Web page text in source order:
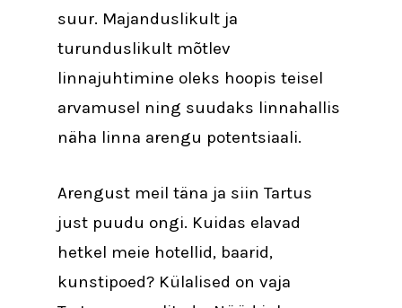
suur. Majanduslikult ja
turunduslikult mõtlev
linnajuhtimine oleks hoopis teisel
arvamusel ning suudaks linnahallis
näha linna arengu potentsiaali.
Arengust meil täna ja siin Tartus
just puudu ongi. Kuidas elavad
hetkel meie hotellid, baarid,
kunstipoed? Külalised on vaja